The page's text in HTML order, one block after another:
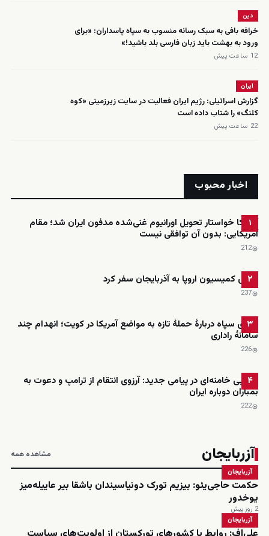
دین
خرافه بافی به سبک رسانه منسوب به سپاه پاسداران: «برای
ورود به بهشت باید زبان فارسی بلد باشید!»
12 ساعت پیش
ایران
گزارش اسرائیلی: رژیم ایران فعالیت در سایت زیرزمینی «کوه
کلنگ» را شتاب داده است
22 ساعت پیش
اخبار محبوب
۱
آمریکا خواستار تحویل اورانیوم غنی‌شده مدفون ایران شد؛ مقام
آمریکایی: بدون آن توافقی نیست
212
۲
رئیس کمیسیون اروپا به آذربایجان سفر کرد
237
۳
ادعای سپاه دربارهٔ حملهٔ تازه به مواضع آمریکا در کویت؛ انهدام چند
سامانهٔ راداری
226
۴
مجتبی خامنه‌ای در پیامی جدید: آرزوی انتقام از ترامپ و دعوت به
بمباران دوباره ایران
222
آزربایجان مشاهده همه
آزربایجان
حکمت حاجی‌یئو: بیزیم تورک دونیاسیندان باشقا بیر عاییله‌میز
یوخدور
2 روز پیش
آزربایجان